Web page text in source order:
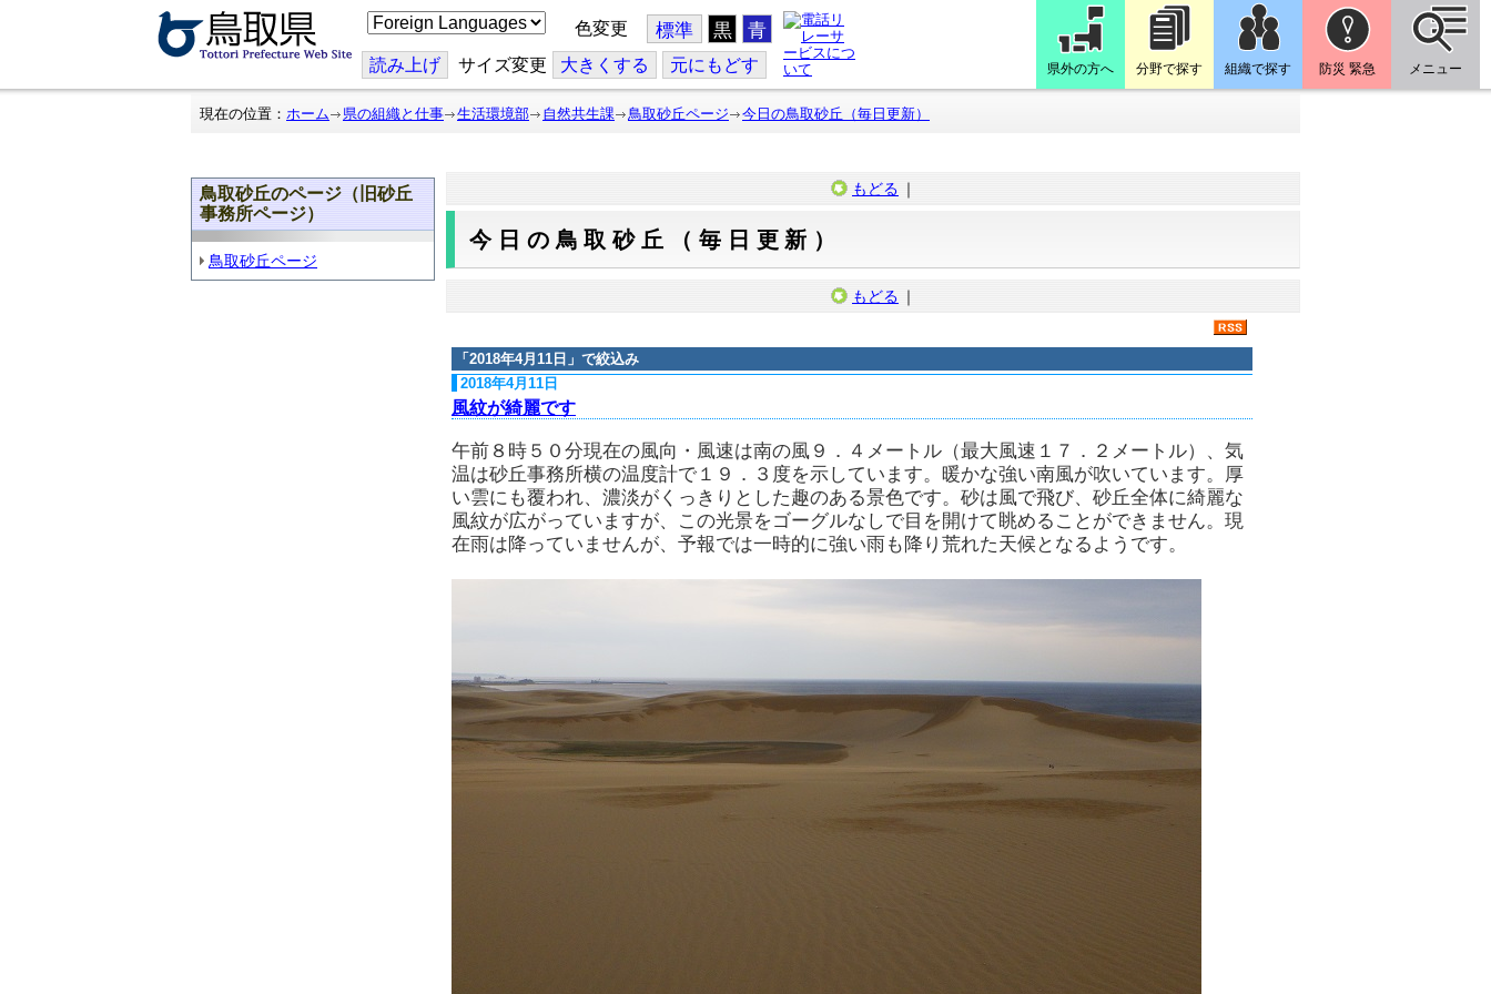
こ
の
ジ
を
翻
色変更 標準 黒 青
読み上げ サイズ変更 大きくする 元にもどす 県外の方へ 分野で探す 組織で探す 防災 緊急 メニュー
現在の位置： ホーム 県の組織と仕事 生活環境部 自然共生課 鳥取砂丘ページ 今日の鳥取砂丘（毎日更新）
鳥取砂丘のページ（旧砂丘
事務所ページ）
鳥取砂丘ページ
もどる ｜
今日の鳥取砂丘（毎日更新）
もどる ｜
「 2018年4月11日 」で絞込み
2018年4月11日
風紋が綺麗です
午前８時５０分現在の風向・風速は南の風９．４メートル（最大風速１７．２メートル）、気
温は砂丘事務所横の温度計で１９．３度を示しています。暖かな強い南風が吹いています。厚
い雲にも覆われ、濃淡がくっきりとした趣のある景色です。砂は風で飛び、砂丘全体に綺麗な
風紋が広がっていますが、この光景をゴーグルなしで目を開けて眺めることができません。現
在雨は降っていませんが、予報では一時的に強い雨も降り荒れた天候となるようです。